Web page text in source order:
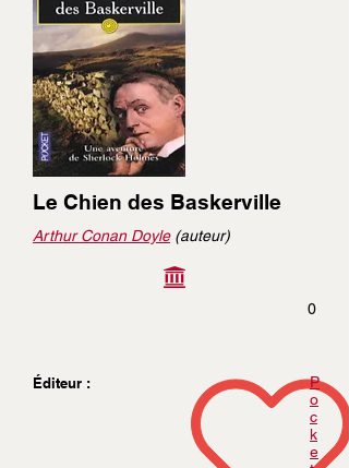
Le Chien des Baskerville
Arthur Conan Doyle(auteur)
0
Éditeur :
P
o
c
k
e